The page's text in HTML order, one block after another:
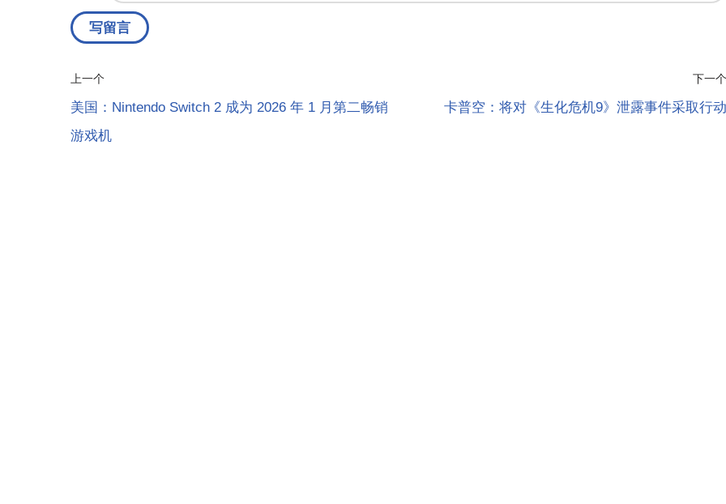
上一个
美国：Nintendo Switch 2 成为 2026 年 1 月第二畅销
游戏机
下一个
卡普空：将对《生化危机9》泄露事件采取行动